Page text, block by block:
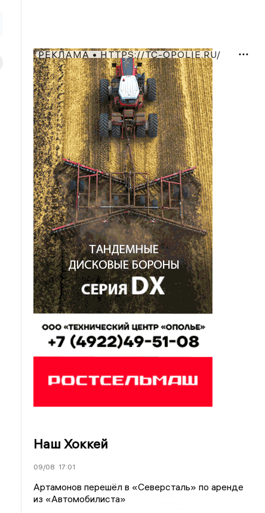
РЕКЛАМА • HTTPS://TC-OPOLIE.RU/
Наш Хоккей
09/08 17:01
Артамонов перешёл в «Северсталь» по аренде
из «Автомобилиста»